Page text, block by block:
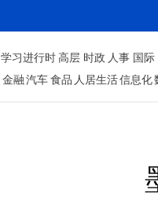
学习进行时高层 时政 人事 国际
金融汽车食品 人居生活信息化